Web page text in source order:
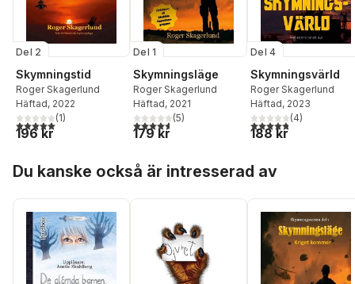
Del 2
Skymningstid
Roger Skagerlund
Häftad, 2022
5,0utav 5 stjärnor. Totalt antal röster:
(1)
196 kr
Del 1
Skymningsläge
Roger Skagerlund
Häftad, 2021
4,6utav 5 stjärnor. Totalt antal röster:
(5)
179 kr
Del 4
Skymningsvärld
Roger Skagerlund
Häftad, 2023
4,8utav 5 stjärnor.
(4)
188 kr
Du kanske också är intresserad av